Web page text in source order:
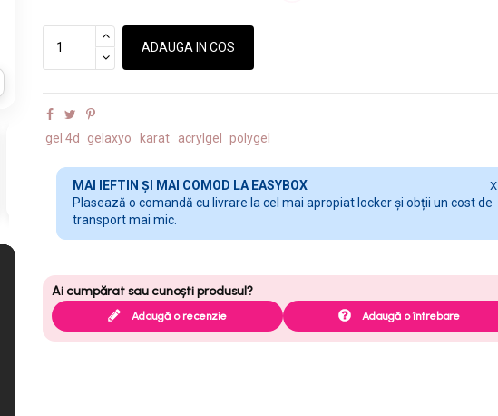
ADAUGA IN COS
gel 4d gelaxyo karat acrylgel polygel
MAI IEFTIN ȘI MAI COMOD LA EASYBOX
Plasează o comandă cu livrare la cel mai apropiat locker și obții un cost de
transport mai mic.
X
Adaugă o recenzie Adaugă o întrebare